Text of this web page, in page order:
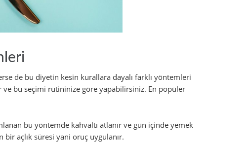
de bu diyetin kesin kurallara dayalı farklı yöntemleri
ve bu seçimi rutininize göre yapabilirsiniz. En popüler
bu yöntemde kahvaltı atlanır ve gün içinde yemek
bir açlık süresi yani oruç uygulanır.